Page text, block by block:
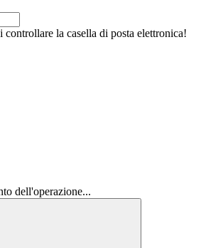
la casella di posta elettronica!
dell'operazione...